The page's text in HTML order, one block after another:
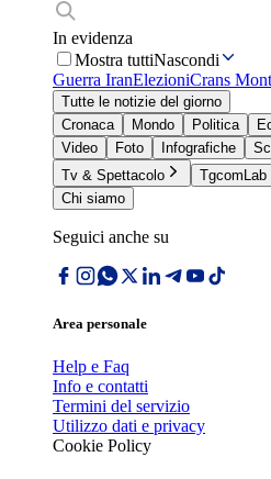
In evidenza
Mostra tuttiNascondi
Guerra IranElezioniCrans
Tutte le notizie del giorno
Cronaca
Mondo Politica
Video
Foto Infografiche
Tv & Spettacolo
TgcomLab
Chi siamo
Seguici anche su
Area personale
Help e Faq
Info e contatti
Termini del servizio
Utilizzo dati e privacy
Cookie Policy